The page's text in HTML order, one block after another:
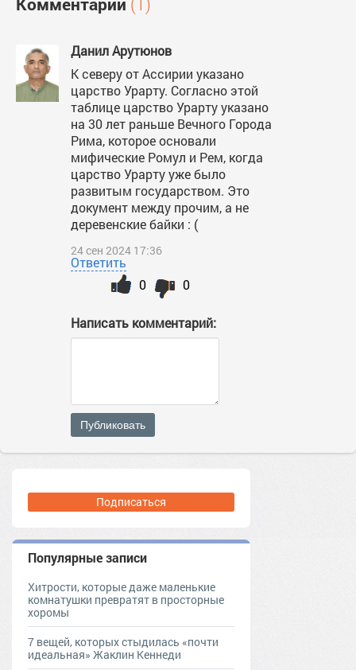
Данил Арутюнов
К северу от Ассирии указано
царство Урарту. Согласно этой
таблице царство Урарту указано
на 30 лет раньше Вечного Города
Рима, которое основали
мифические Ромул и Рем, когда
царство Урарту уже было
развитым государством. Это
документ между прочим, а не
деревенские байки : (
24 сен 2024 17:36
Ответить
0
0
Написать комментарий:
Публиковать
Подписаться
Популярные записи
Хитрости, которые даже маленькие
комнатушки превратят в просторные
хоромы
7 вещей, которых стыдилась «почти
идеальная» Жаклин Кеннеди